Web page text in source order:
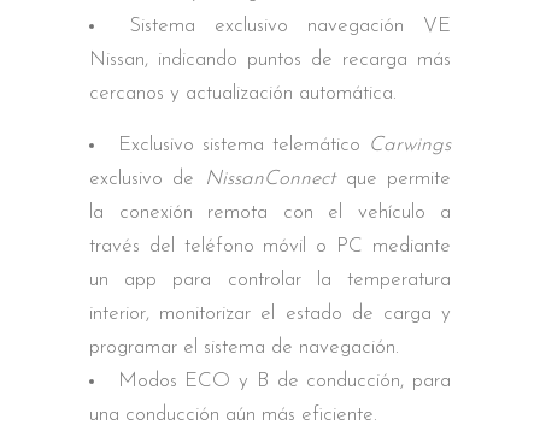
Sistema exclusivo navegación VE
Nissan, indicando puntos de recarga más
cercanos y actualización automática.
Exclusivo sistema telemático Carwings
exclusivo de
NissanConnectque permite
la conexión remota con el vehículo a
través del teléfono móvil o PC mediante
un app para controlar la temperatura
interior, monitorizar el estado de carga y
programar el sistema de navegación.
Modos ECO y B de conducción, para
una conducción aún más eficiente.